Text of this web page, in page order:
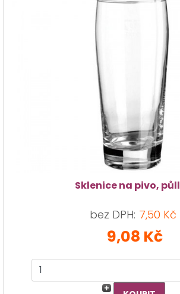
Sklenice na pivo,
bez DPH: 7,50 Kč
9,08 Kč